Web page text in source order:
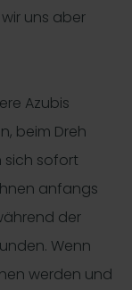
uns aber
Azubis
beim Dreh
sich sofort
anfangs
der
Wenn
werden und